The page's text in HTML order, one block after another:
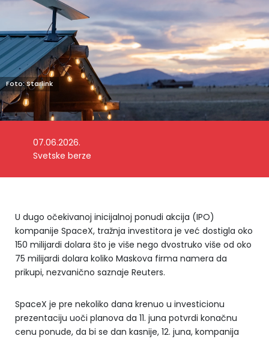
Foto: Starlink
07.06.2026.
Svetske berze
U dugo očekivanoj inicijalnoj ponudi akcija (IPO)
kompanije SpaceX, tražnja investitora je već dostigla oko
150 milijardi dolara što je više nego dvostruko više od oko
75 milijardi dolara koliko Maskova firma namera da
prikupi, nezvanično saznaje Reuters.
SpaceX je pre nekoliko dana krenuo u investicionu
prezentaciju uoči planova da 11. juna potvrdi konačnu
cenu ponude, da bi se dan kasnije, 12. juna, kompanija